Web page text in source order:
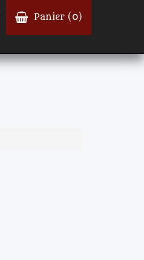
Panier ( 0)